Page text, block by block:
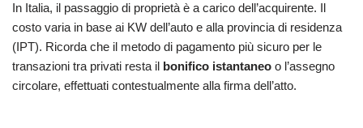
In Italia, il passaggio di proprietà è a carico dell’acquirente. Il
costo varia in base ai KW dell’auto e alla provincia di residenza
(IPT). Ricorda che il metodo di pagamento più sicuro per le
transazioni tra privati resta il bonifico istantaneo o l’assegno
circolare, effettuati contestualmente alla firma dell’atto.